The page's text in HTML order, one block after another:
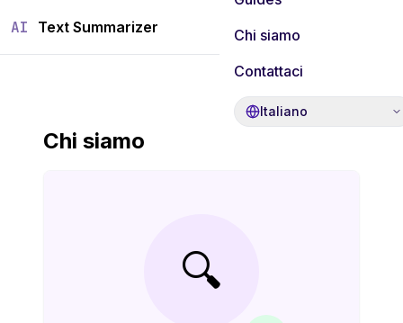
AI Text Summarizer
Chi siamo
Contattaci
Italiano
Chi siamo
🔍